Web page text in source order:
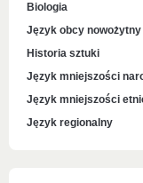
Biologia
Język obcy nowożytny
Historia sztuki
Język mniejszości
Język mniejszości
Język regionalny